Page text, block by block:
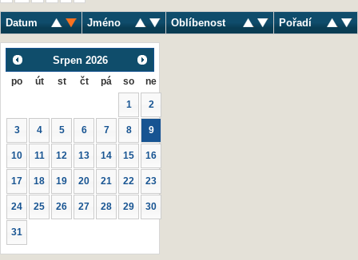
Datum Jméno Oblíbenost Pořadí
Srpen 2026
po út st čt pá so ne
1 2
3 4 5 6 7 8 9
10 11 12 13 14 15 16
17 18 19 20 21 22 23
24 25 26 27 28 29 30
31